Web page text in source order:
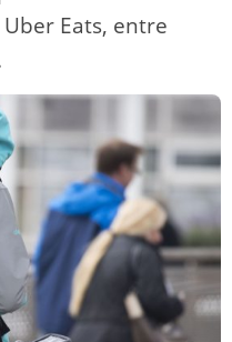
Eats, entre